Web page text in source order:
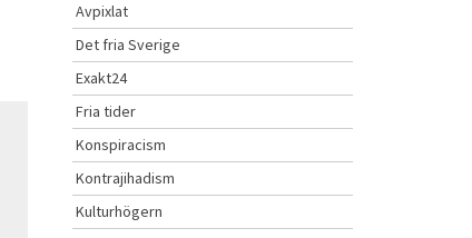
Avpixlat
Det fria Sverige
Exakt24
Fria tider
Konspiracism
Kontrajihadism
Kulturhögern